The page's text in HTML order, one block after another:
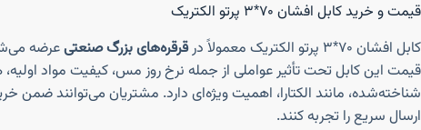
قیمت و خرید کابل افشان ۷۰*۳ پرتو الکتریک
کابل افشان ۷۰*۳ پرتو الکتریک معمولاً در
قرقره‌های بزرگ صنعتیعرضه
قیمت این کابل تحت تأثیر عواملی از جمله نرخ روز مس، کیفیت مواد
شناخته‌شده، مانند الکتارا، اهمیت ویژه‌ای دارد. مشتریان می‌توانند
ارسال سریع را تجربه کنند.